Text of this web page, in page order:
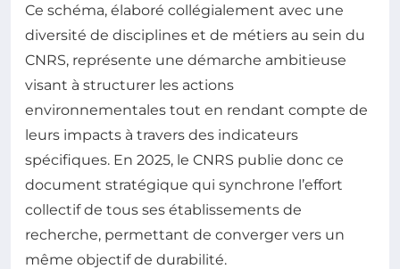
Ce schéma, élaboré collégialement avec une
diversité de disciplines et de métiers au sein du
CNRS, représente une démarche ambitieuse
visant à structurer les actions
environnementales tout en rendant compte de
leurs impacts à travers des indicateurs
spécifiques. En 2025, le CNRS publie donc ce
document stratégique qui synchrone l’effort
collectif de tous ses établissements de
recherche, permettant de converger vers un
même objectif de durabilité.